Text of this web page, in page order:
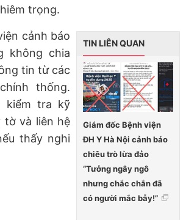
trọng.
TIN LIÊN QUAN
Giám đốc Bệnh viện
ĐH Y Hà Nội cảnh báo
chiêu trò lừa đảo
“Tưởng ngây ngô
nhưng chắc chắn đã
có người mắc bẫy!”
cảnh báo
không chia
tin từ các
thống.
kiểm tra kỹ
tờ và liên hệ
thấy nghi